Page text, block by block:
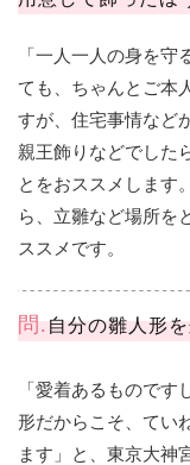
「一人一人の身を守
ても、ちゃんとご本
すが、住宅事情など
親王飾りなどでした
とをおススメします
ら、立雛など場所を
ススメです。
問.自分の雛人形
「愛着あるもので
形だからこそ、てい
ます」と、東京大神